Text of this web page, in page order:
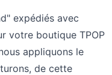
expédiés avec
votre boutique TPOP
appliquons le
de cette